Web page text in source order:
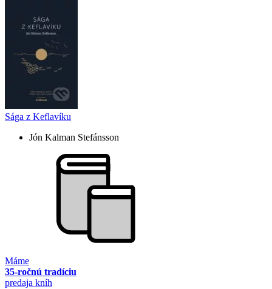
Sága z Keflavíku
Jón Kalman Stefánsson
Máme
35-ročnú tradíciu
predaja kníh